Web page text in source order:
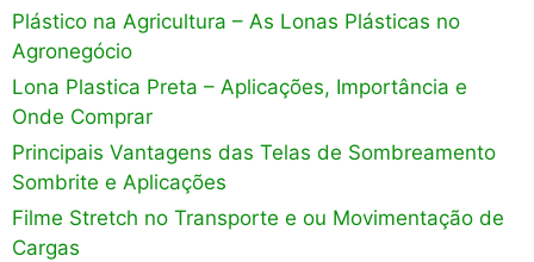
Plástico na Agricultura – As Lonas Plásticas no
Agronegócio
Lona Plastica Preta – Aplicações, Importância e
Onde Comprar
Principais Vantagens das Telas de Sombreamento
Sombrite e Aplicações
Filme Stretch no Transporte e ou Movimentação de
Cargas